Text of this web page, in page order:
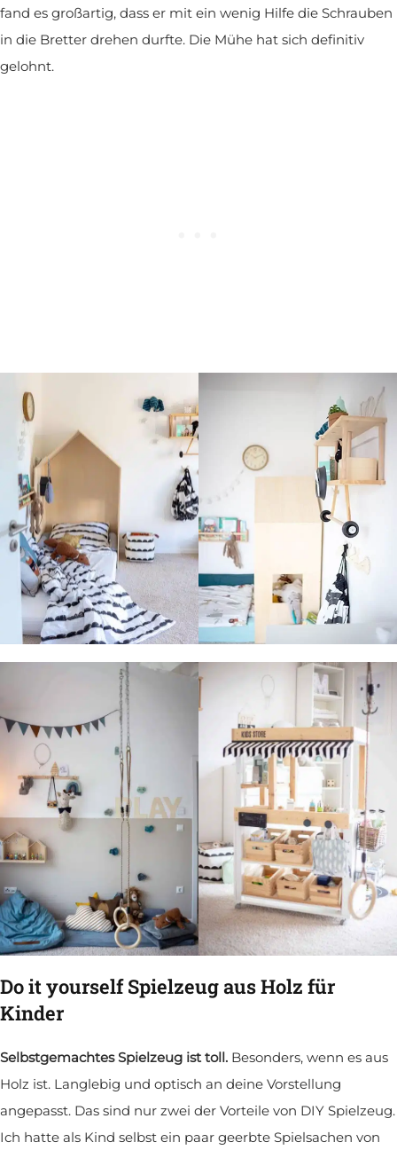
fand es großartig, dass er mit ein wenig Hilfe die Schrauben
in die Bretter drehen durfte. Die Mühe hat sich definitiv
gelohnt.
Do it yourself Spielzeug aus Holz für
Kinder
Selbstgemachtes Spielzeug ist toll. Besonders, wenn es aus
Holz ist. Langlebig und optisch an deine Vorstellung
angepasst. Das sind nur zwei der Vorteile von DIY Spielzeug.
Ich hatte als Kind selbst ein paar geerbte Spielsachen von